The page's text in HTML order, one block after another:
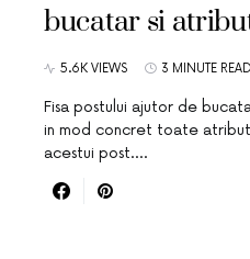
bucatar si
5.6K VIEWS 3 MINUTE READ
Fisa postului ajutor de
in mod concret toate
acestui post.…